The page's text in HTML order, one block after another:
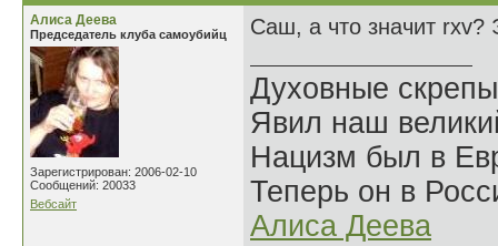
Алиса Деева
Председатель клуба самоубийц
Зарегистрирован: 2006-02-10
Сообщений: 20033
Вебсайт
Саш, а что значит rxv?
Духовные
Явил наш
Нацизм был в
Теперь он в
Алиса Деева